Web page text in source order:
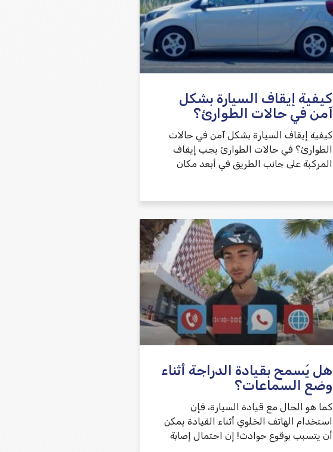
שלח משוב
كيفية إيقاف السيارة بشكل
آمن في حالات الطوارئ؟
كيفية إيقاف السيارة بشكل آمن في حالات
الطوارئ؟ في حالات الطوارئ يجب إيقاف
المركبة على جانب الطريق في أبعد مكان
هل يُسمح بقيادة الدراجة أثناء
وضع السماعات؟
كما هو الحال مع قيادة السيارة، فإن
استخدام الهاتف الخلوي أثناء القيادة يمكن
أن يتسبب بوقوع حوادث! إن احتمال إصابة